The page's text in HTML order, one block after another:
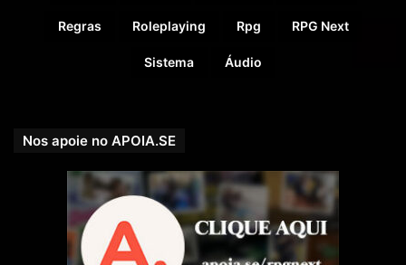
Regras Roleplaying Rpg RPG Next
Sistema Áudio
Nos apoie no APOIA.SE